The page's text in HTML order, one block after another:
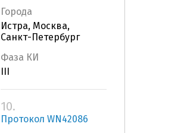
Города
Истра, Москва,
Санкт-Петербург
Фаза КИ
10.
Протокол WN42086